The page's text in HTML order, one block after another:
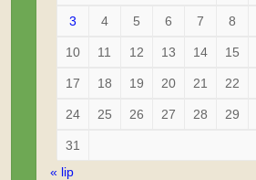
3 4 5 6 7 8
10 11 12 13 14 15
17 18 19 20 21 22
24 25 26 27 28 29
31
« lip